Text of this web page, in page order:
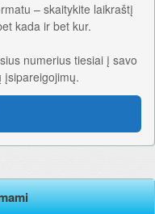
– skaitykite laikraštį
kada ir bet kur.
numerius tiesiai į savo
įsipareigojimų.